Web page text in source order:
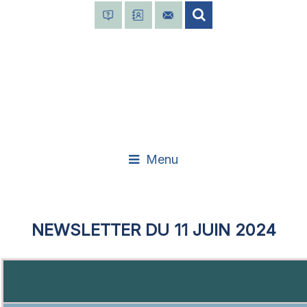
Menu
NEWSLETTER DU 11 JUIN 2024